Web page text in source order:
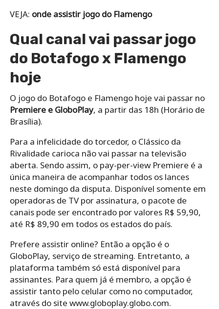
VEJA: onde assistir jogo do Flamengo
Qual canal vai passar jogo
do Botafogo x Flamengo
hoje
O jogo do Botafogo e Flamengo hoje vai passar no
Premiere e GloboPlay, a partir das 18h (Horário de
Brasília).
Para a infelicidade do torcedor, o Clássico da
Rivalidade carioca não vai passar na televisão
aberta. Sendo assim, o pay-per-view Premiere é a
única maneira de acompanhar todos os lances
neste domingo da disputa. Disponível somente em
operadoras de TV por assinatura, o pacote de
canais pode ser encontrado por valores R$ 59,90,
até R$ 89,90 em todos os estados do país.
Prefere assistir online? Então a opção é o
GloboPlay, serviço de streaming. Entretanto, a
plataforma também só está disponível para
assinantes. Para quem já é membro, a opção é
assistir tanto pelo celular como no computador,
através do site www.globoplay.globo.com.